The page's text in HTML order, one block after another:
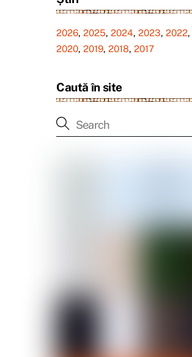
2026, 2025, 2024, 2023, 2022,
2020, 2019, 2018, 2017
Caută în site